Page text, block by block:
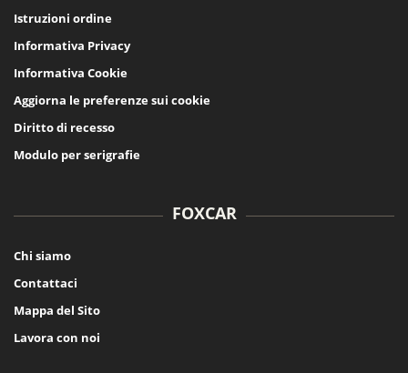
Istruzioni ordine
Informativa Privacy
Informativa Cookie
Aggiorna le preferenze sui cookie
Diritto di recesso
Modulo per serigrafie
FOXCAR
Chi siamo
Contattaci
Mappa del Sito
Lavora con noi